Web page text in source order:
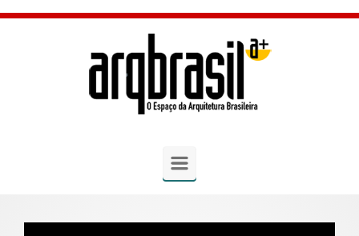
Skip to main content